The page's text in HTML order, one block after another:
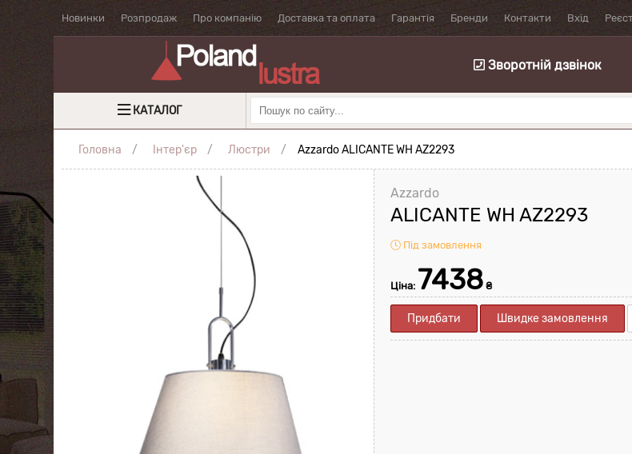
Новинки Розпродаж Про компанію Доставка та оплата Гарантія Бренди Контакти Вхід
Зворотній дзвінок
КАТАЛОГ
Головна Інтер'єр Люстри Azzardo ALICANTE WH AZ2293
Azzardo
ALICANTE WH AZ2293
Під замовлення
Ціна: 7438 ₴
Придбати Швидке замовлення